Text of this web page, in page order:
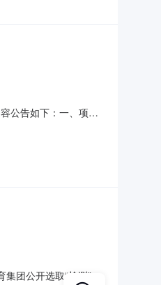
公告如下：一、项目
：中介项目预算总价
团公开选取“检测”中